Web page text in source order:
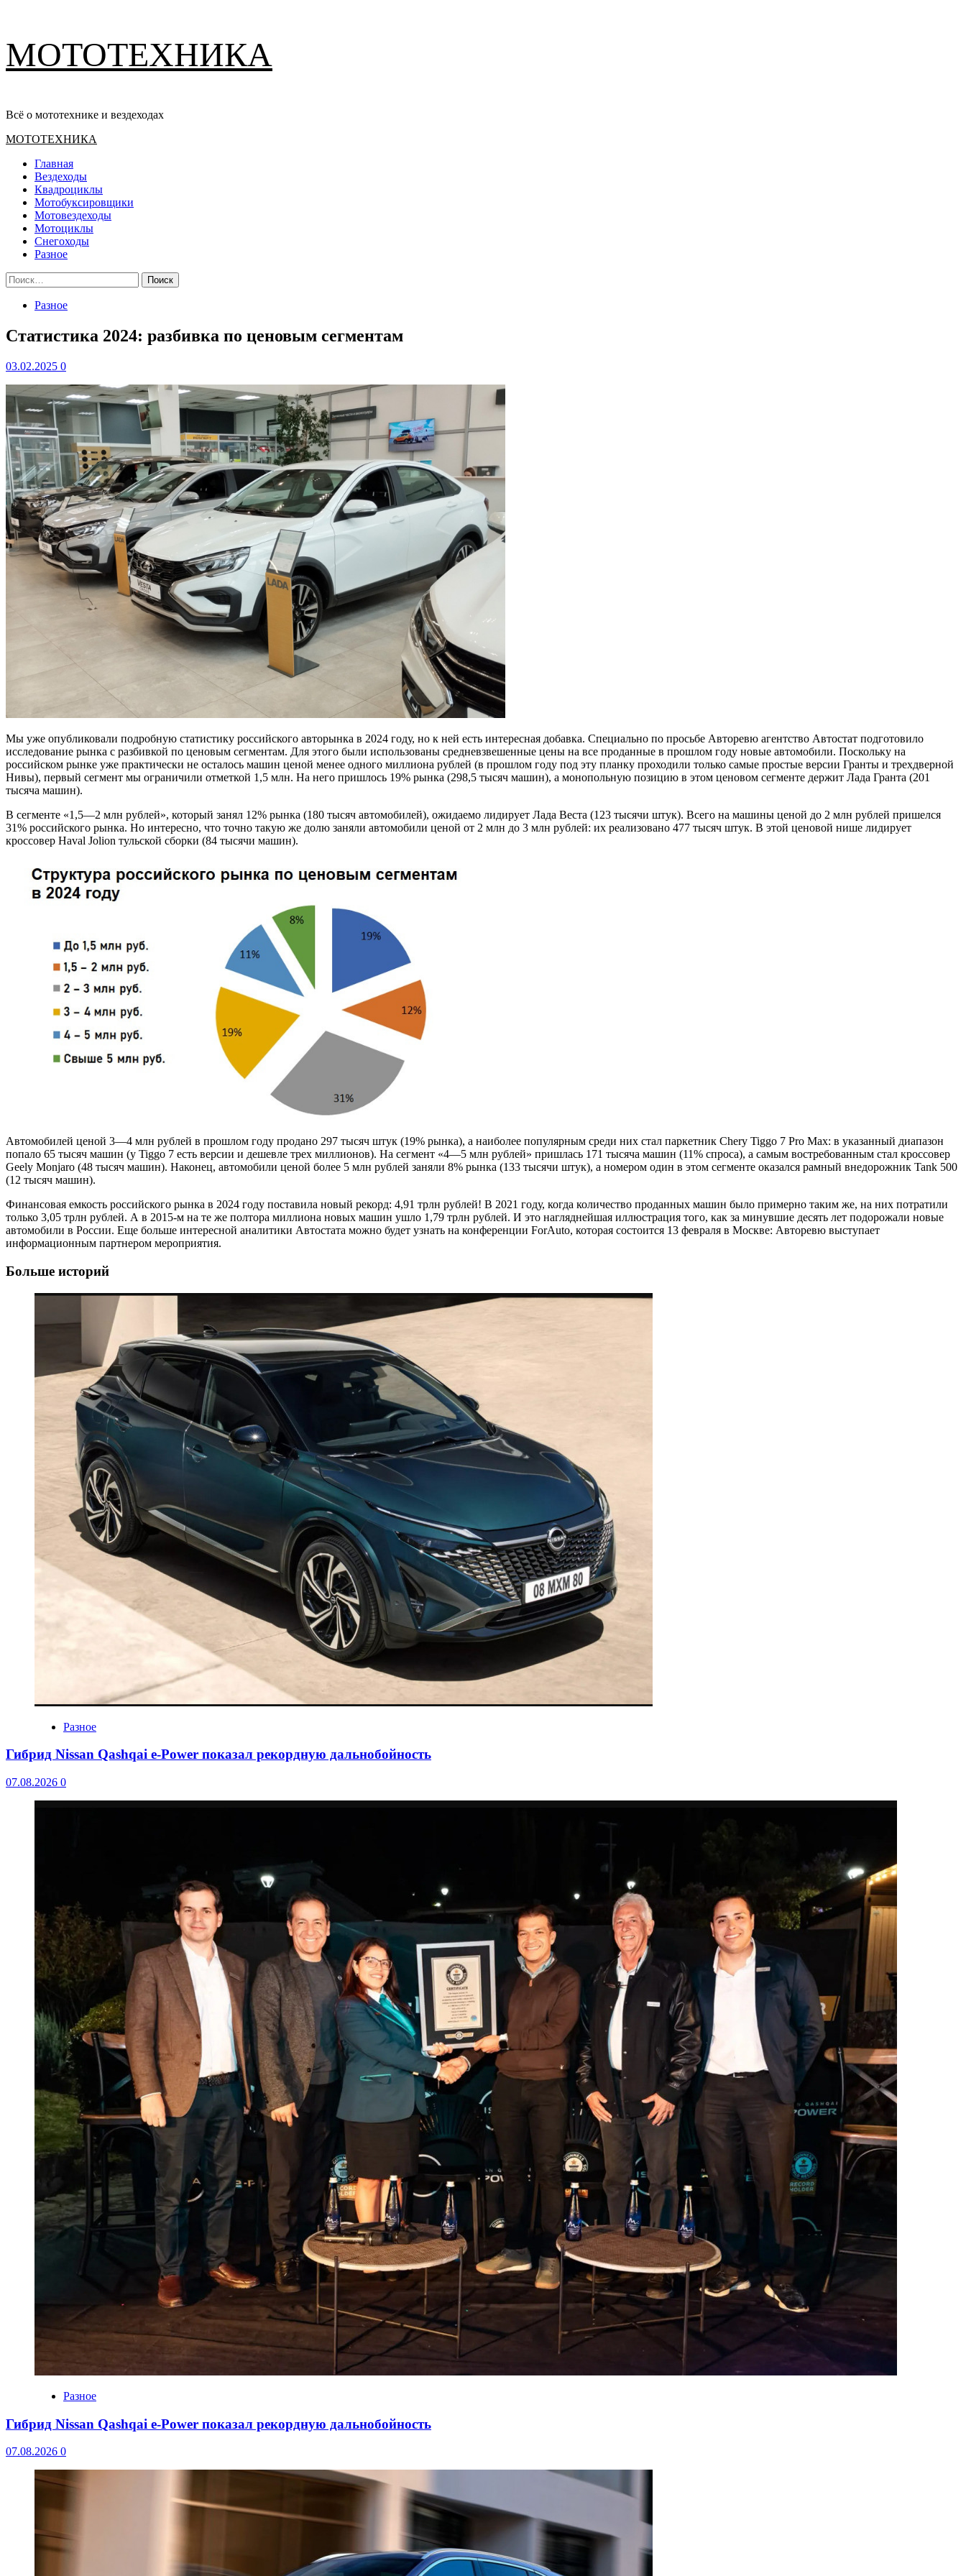
содержимому
МОТОТЕХНИКА
Всё о мототехнике и вездеходах
Основное
МОТОТЕХНИКА
Главная
Вездеходы
Квадроциклы
Мотобуксировщики
Мотовездеходы
Мотоциклы
Снегоходы
Разное
Найти:
Разное
Статистика 2024: разбивка по ценовым сегментам
03.02.2025 0
Мы уже опубликовали подробную статистику российского авторынка в 2024 году, но к ней есть интересная добавка. Специально по просьбе Авторевю агентство Автостат подготовило
исследование рынка с разбивкой по ценовым сегментам. Для этого были использованы средневзвешенные цены на все проданные в прошлом году новые автомобили. Поскольку на
российском рынке уже практически не осталось машин ценой менее одного миллиона рублей (в прошлом году под эту планку проходили только самые простые версии Гранты и трехдверной
Нивы), первый сегмент мы ограничили отметкой 1,5 млн. На него пришлось 19% рынка (298,5 тысяч машин), а монопольную позицию в этом ценовом сегменте держит Лада Гранта (201
тысяча машин).
В сегменте «1,5—2 млн рублей», который занял 12% рынка (180 тысяч автомобилей), ожидаемо лидирует Лада Веста (123 тысячи штук). Всего на машины ценой до 2 млн рублей пришелся
31% российского рынка. Но интересно, что точно такую же долю заняли автомобили ценой от 2 млн до 3 млн рублей: их реализовано 477 тысяч штук. В этой ценовой нише лидирует
кроссовер Haval Jolion тульской сборки (84 тысячи машин).
Автомобилей ценой 3—4 млн рублей в прошлом году продано 297 тысяч штук (19% рынка), а наиболее популярным среди них стал паркетник Chery Tiggo 7 Pro Max: в указанный диапазон
попало 65 тысяч машин (у Tiggo 7 есть версии и дешевле трех миллионов). На сегмент «4—5 млн рублей» пришлась 171 тысяча машин (11% спроса), а самым востребованным стал кроссовер
Geely Monjaro (48 тысяч машин). Наконец, автомобили ценой более 5 млн рублей заняли 8% рынка (133 тысячи штук), а номером один в этом сегменте оказался рамный внедорожник Tank 500
(12 тысяч машин).
Финансовая емкость российского рынка в 2024 году поставила новый рекорд: 4,91 трлн рублей! В 2021 году, когда количество проданных машин было примерно таким же, на них потратили
только 3,05 трлн рублей. А в 2015-м на те же полтора миллиона новых машин ушло 1,79 трлн рублей. И это нагляднейшая иллюстрация того, как за минувшие десять лет подорожали новые
автомобили в России. Еще больше интересной аналитики Автостата можно будет узнать на конференции ForAuto, которая состоится 13 февраля в Москве: Авторевю выступает
информационным партнером мероприятия.
Больше историй
Разное
Гибрид Nissan Qashqai e-Power показал рекордную дальнобойность
07.08.2026 0
Разное
Гибрид Nissan Qashqai e-Power показал рекордную дальнобойность
07.08.2026 0